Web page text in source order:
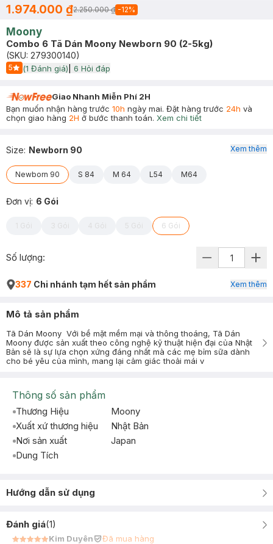
1.974.000 ₫2.250.000 ₫ -12%
Moony
Combo 6 Tã Dán Moony Newborn 90 (2-5kg)
(SKU: 279300140)
5
Start Icon
(1 Đánh giá) 6 Hỏi đáp
Giao Nhanh Miễn Phí 2H
Bạn muốn nhận hàng trước 10h ngày mai. Đặt hàng trước 24h và
chọn giao hàng 2H ở bước thanh toán. Xem chi tiết
Size: Newborn 90
Newborn 90 S 84 M 64 L54 M64
Đơn vị: 6 Gói
1 Gói 3 Gói 4 Gói 5 Gói 6 Gói
Xem thêm
Số lượng:
337 Chi nhánh tạm hết sản phẩm Xem thêm
Mô tả sản phẩm
Tã Dán Moony Với bề mặt mềm mại và thông thoáng, Tã Dán
Moony được sản xuất theo công nghệ kỹ thuật hiện đại của Nhật
Bản sẽ là sự lựa chọn xứng đáng nhất mà các mẹ bỉm sữa dành
cho bé yêu của mình, mang lại cảm giác thoải mái v
Thông số sản phẩm
Thương Hiệu
Moony
Xuất xứ thương hiệu
Nhật Bản
Nơi sản xuất
Japan
Dung Tích
Hướng dẫn sử dụng
Đánh giá(1)
Kim Duyên
Đã mua hàng